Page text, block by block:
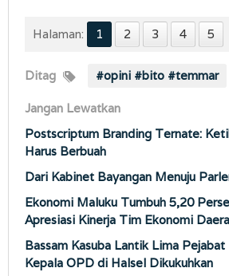
Halaman: 1 2 3 4 5
Ditag #opini #bito #temmar
Jangan Lewatkan
Postscriptum Branding Ternate:
Harus Berbuah
Dari Kabinet Bayangan Menuju
Ekonomi Maluku Tumbuh 5,20
Apresiasi Kinerja Tim Ekonomi
Bassam Kasuba Lantik Lima
Kepala OPD di Halsel Dikukuhkan